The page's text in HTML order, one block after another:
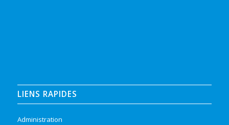
LIENS RAPIDES
Administration